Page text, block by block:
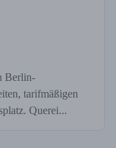
Berlin-
tarifmäßigen
Querei...